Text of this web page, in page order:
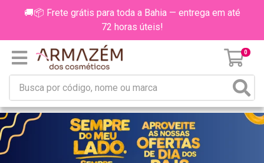
🚚📦 Frete grátis para toda a Bahia — entrega em até
72 horas úteis!
0